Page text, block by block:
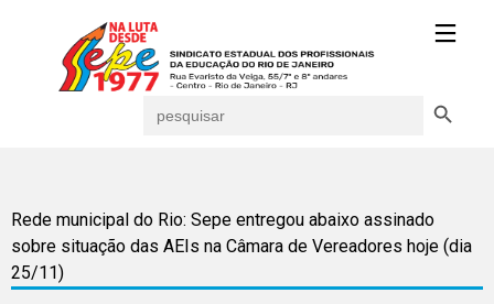
for:
Rede municipal do Rio: Sepe entregou abaixo assinado
sobre situação das AEIs na Câmara de Vereadores hoje (dia
25/11)